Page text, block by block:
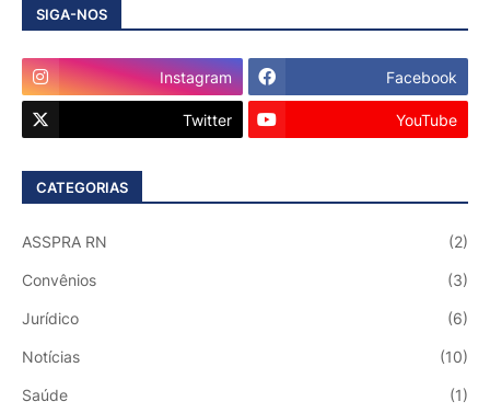
SIGA-NOS
Instagram Facebook
Twitter YouTube
CATEGORIAS
ASSPRA RN (2)
Convênios (3)
Jurídico (6)
Notícias (10)
Saúde (1)